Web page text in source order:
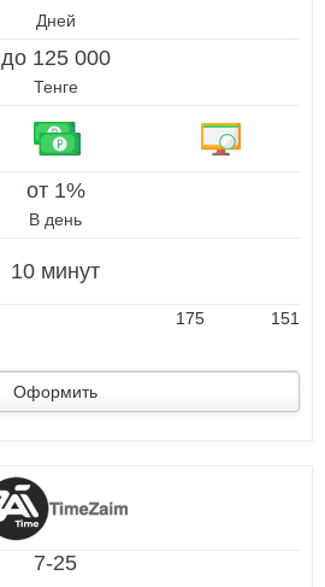
Дней
до 125 000
Тенге
от 1%
В день
10 минут
175 151
Оформить
7-25